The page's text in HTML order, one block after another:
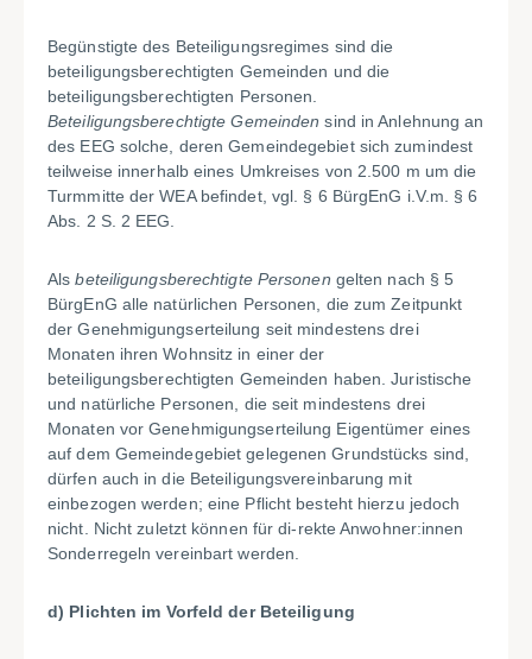
Begünstigte des Beteiligungsregimes sind die
beteiligungsberechtigten Gemeinden und die
beteiligungsberechtigten Personen.
Beteiligungsberechtigte Gemeinden sind in Anlehnung an
des EEG solche, deren Gemeindegebiet sich zumindest
teilweise innerhalb eines Umkreises von 2.500 m um die
Turmmitte der WEA befindet, vgl. § 6 BürgEnG i.V.m. § 6
Abs. 2 S. 2 EEG.
Alsbeteiligungsberechtigte Personen gelten nach § 5
BürgEnG alle natürlichen Personen, die zum Zeitpunkt
der Genehmigungserteilung seit mindestens drei
Monaten ihren Wohnsitz in einer der
beteiligungsberechtigten Gemeinden haben. Juristische
und natürliche Personen, die seit mindestens drei
Monaten vor Genehmigungserteilung Eigentümer eines
auf dem Gemeindegebiet gelegenen Grundstücks sind,
dürfen auch in die Beteiligungsvereinbarung mit
einbezogen werden; eine Pflicht besteht hierzu jedoch
nicht. Nicht zuletzt können für di-rekte Anwohner:innen
Sonderregeln vereinbart werden.
d) Plichten im Vorfeld der Beteiligung